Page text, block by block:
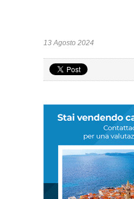
13 Agosto 2024